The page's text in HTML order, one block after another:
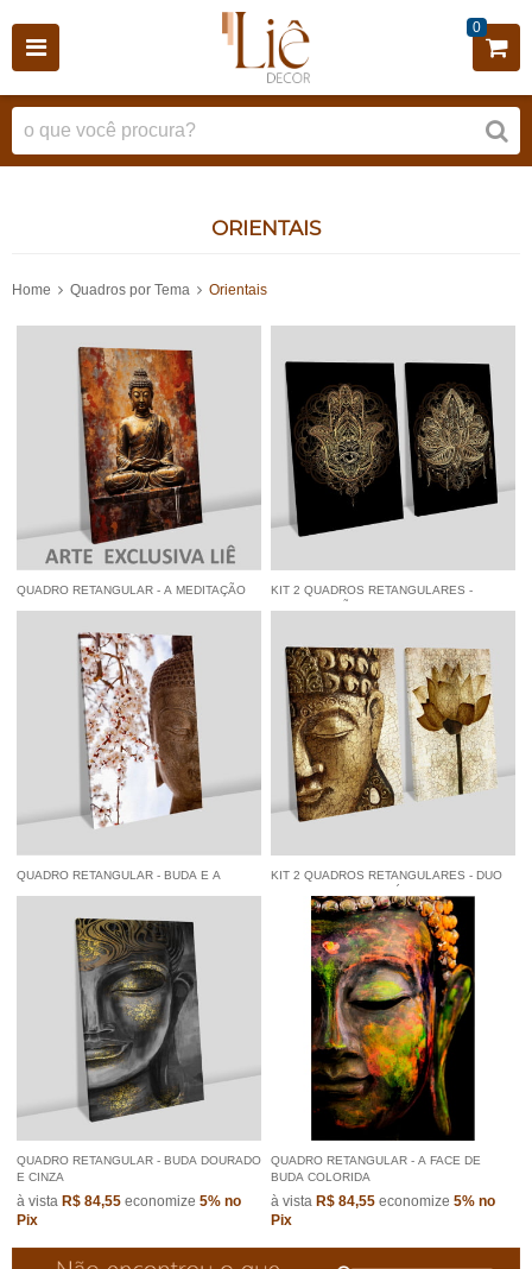
0
ORIENTAIS
Home Quadros por Tema Orientais
QUADRO RETANGULAR - A MEDITAÇÃO
R$ 84,55economize
KIT 2 QUADROS RETANGULARES -
Pix
QUADRO RETANGULAR - BUDA E A
R$ 84,55
KIT 2 QUADROS RETANGULARES - DUO
à vistaR$ 122,55economize
QUADRO RETANGULAR - BUDA DOURADO
E CINZA
à vista R$ 84,55 economize 5% no
Pix
QUADRO RETANGULAR - A FACE DE
BUDA COLORIDA
à vista R$ 84,55 economize 5% no
Pix